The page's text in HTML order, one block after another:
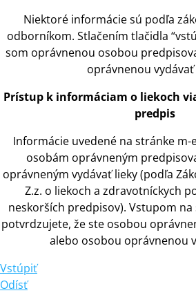
Niektoré informácie sú podľa
odborníkom. Stlačením tlačidla
som oprávnenou osobou
oprávnenou vydávať
Prístup k informáciam o liekoch
predpis
Informácie uvedené na stránke m-
osobám oprávneným
oprávneným vydávať lieky (podľa
Z.z. o liekoch a zdravotníckych
neskorších predpisov). Vstupom
potvrdzujete, že ste osobou
alebo osobou oprávnenou
Vstúpiť
Odísť